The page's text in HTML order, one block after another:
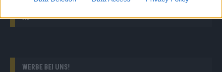
AD
WERBE BEI UNS!